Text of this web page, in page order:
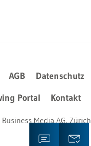
AGB
Datenschutz
Portal
Kontakt
Business Media AG, Zürich